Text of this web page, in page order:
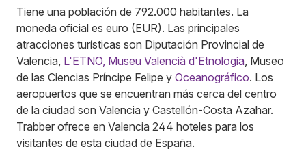
Tiene una población de 792.000 habitantes. La
moneda oficial es euro (EUR). Las principales
atracciones turísticas son Diputación Provincial de
Valencia, L'ETNO, Museu Valencià d'Etnologia, Museo
de las Ciencias Príncipe Felipe y Oceanográfico. Los
aeropuertos que se encuentran más cerca del centro
de la ciudad son Valencia y Castellón-Costa Azahar.
Trabber ofrece en Valencia 244 hoteles para los
visitantes de esta ciudad de España.